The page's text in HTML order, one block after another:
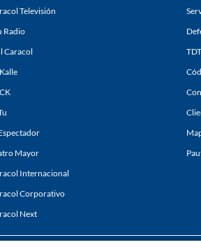
Televisión
Radio
Caracol
Mayor
Internacional
Corporativo
Next
TDT